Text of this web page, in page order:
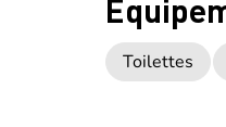
Toilettes